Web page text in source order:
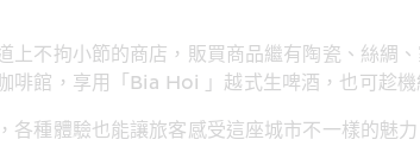
不拘小節的商店，販買商品繼有陶瓷、絲綢、
館，享用「Bia Hoi 」越式生啤酒，也可趁機
種體驗也能讓旅客感受這座城市不一樣的魅力